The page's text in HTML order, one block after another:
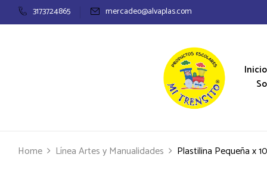
3173724865 mercadeo@alvaplas.com
Inicio
Home Línea Artes y Manualidades Plastilina Pequeña x